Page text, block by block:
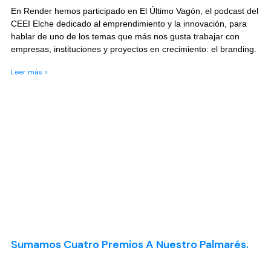
En Render hemos participado en El Último Vagón, el podcast del
CEEI Elche dedicado al emprendimiento y la innovación, para
hablar de uno de los temas que más nos gusta trabajar con
empresas, instituciones y proyectos en crecimiento: el branding.
Leer más >
Sumamos Cuatro Premios A Nuestro Palmarés.